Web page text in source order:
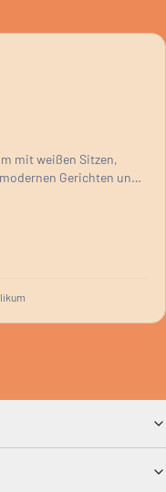
mit weißen Sitzen,
Gerichten und